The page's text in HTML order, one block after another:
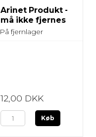
Arinet Produkt -
må ikke fjernes
På fjernlager
12,00 DKK
Køb